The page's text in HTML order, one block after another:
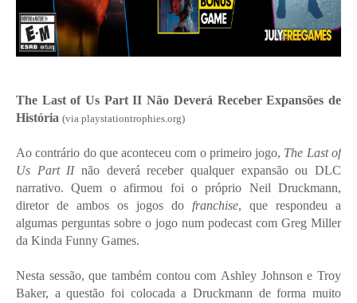
The Last of Us Part II Não Deverá Receber Expansões de
História (via playstationtrophies.org)
Ao contrário do que aconteceu com o primeiro jogo, The Last of
Us Part IInão deverá receber qualquer expansão ou DLC
narrativo. Quem o afirmou foi o próprio Neil Druckmann,
diretor de ambos os jogos do franchise, que respondeu a
algumas perguntas sobre o jogo num podecast com Greg Miller
da Kinda Funny Games.
Nesta sessão, que também contou com Ashley Johnson e Troy
Baker, aquestão foi colocada a Druckmann de forma muito